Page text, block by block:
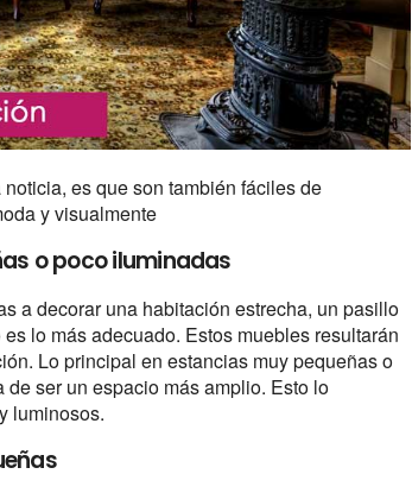
es que son también fáciles de
y visualmente
o poco iluminadas
a decorar una habitación estrecha, un pasillo
lo más adecuado. Estos muebles resultarán
Lo principal en estancias muy pequeñas o
ser un espacio más amplio. Esto lo
luminosos.